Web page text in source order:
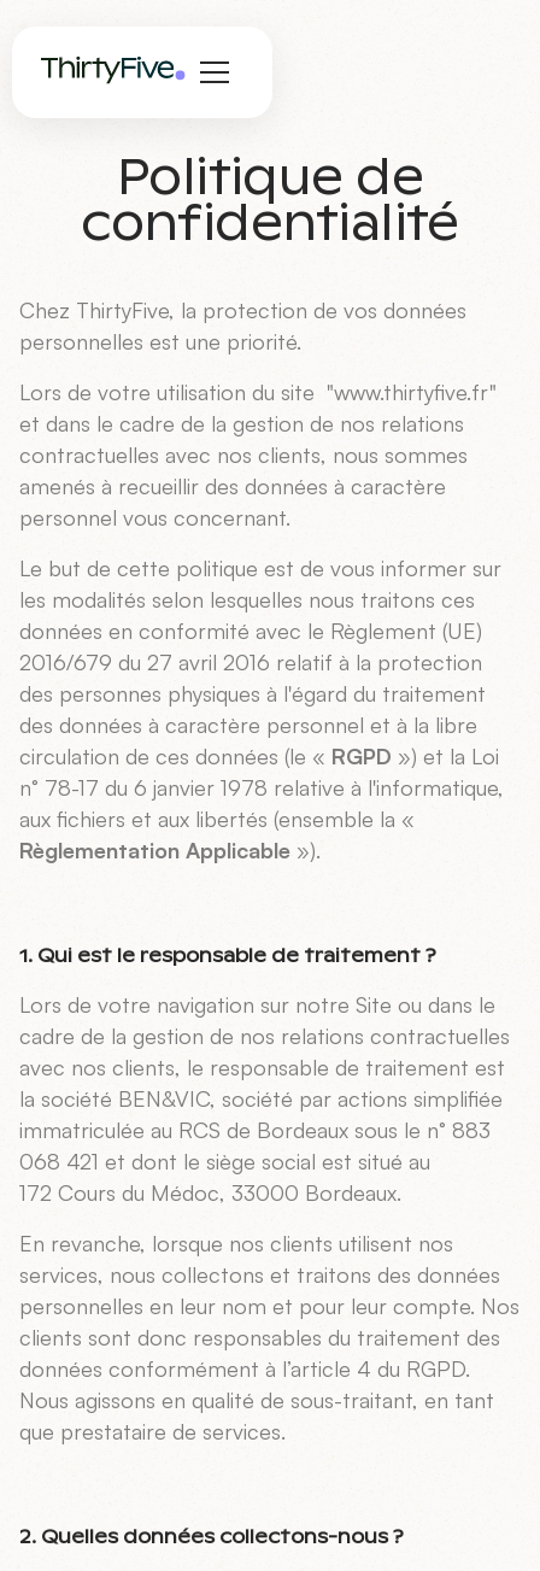
Politique de
confidentialité
Chez ThirtyFive, la protection de vos données
personnelles est une priorité.
Lors de votre utilisation du site "www.thirtyfive.fr"
et dans le cadre de la gestion de nos relations
contractuelles avec nos clients, nous sommes
amenés à recueillir des données à caractère
personnel vous concernant.
Le but de cette politique est de vous informer sur
les modalités selon lesquelles nous traitons ces
données en conformité avec le Règlement (UE)
2016/679 du 27 avril 2016 relatif à la protection
des personnes physiques à l'égard du traitement
des données à caractère personnel et à la libre
circulation de ces données (le « RGPD ») et la Loi
n° 78-17 du 6 janvier 1978 relative à l'informatique,
aux fichiers et aux libertés (ensemble la «
Règlementation Applicable »).
1. Qui est le responsable de traitement ?
Lors de votre navigation sur notre Site ou dans le
cadre de la gestion de nos relations contractuelles
avec nos clients, le responsable de traitement est
la société BEN&VIC, société par actions simplifiée
immatriculée au RCS de Bordeaux sous le n° 883
068 421 et dont le siège social est situé au
172 Cours du Médoc, 33000 Bordeaux.
En revanche, lorsque nos clients utilisent nos
services, nous collectons et traitons des données
personnelles en leur nom et pour leur compte. Nos
clients sont donc responsables du traitement des
données conformément à l’article 4 du RGPD.
Nous agissons en qualité de sous-traitant, en tant
que prestataire de services.
2. Quelles données collectons-nous ?